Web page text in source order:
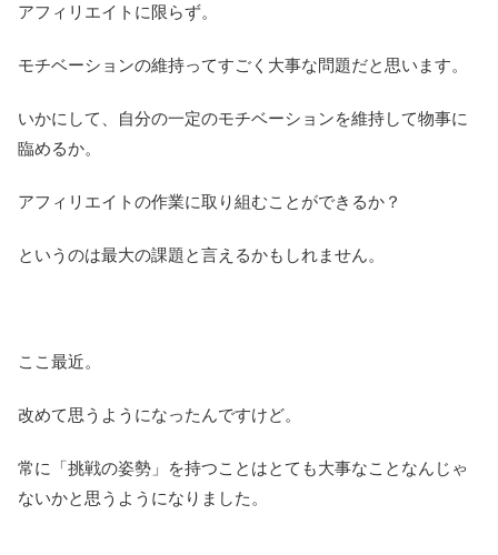
アフィリエイトに限らず。
モチベーションの維持ってすごく大事な問題だと思います。
いかにして、自分の一定のモチベーションを維持して物事に
臨めるか。
アフィリエイトの作業に取り組むことができるか？
というのは最大の課題と言えるかもしれません。
ここ最近。
改めて思うようになったんですけど。
常に「挑戦の姿勢」を持つことはとても大事なことなんじゃ
ないかと思うようになりました。